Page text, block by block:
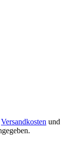
Versandkosten und